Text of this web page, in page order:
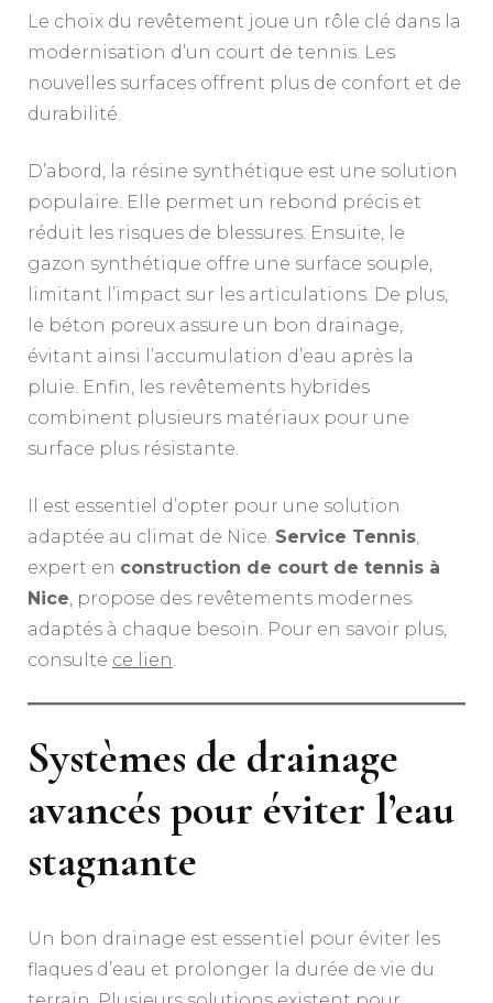
Le choix du revêtement joue un rôle clé dans la
modernisation d’un court de tennis. Les
nouvelles surfaces offrent plus de confort et de
durabilité.
D’abord, la résine synthétique est une solution
populaire. Elle permet un rebond précis et
réduit les risques de blessures. Ensuite, le
gazon synthétique offre une surface souple,
limitant l’impact sur les articulations. De plus,
le béton poreux assure un bon drainage,
évitant ainsi l’accumulation d’eau après la
pluie. Enfin, les revêtements hybrides
combinent plusieurs matériaux pour une
surface plus résistante.
Il est essentiel d’opter pour une solution
adaptée au climat de Nice. Service Tennis,
expert en construction de court de tennis à
Nice, propose des revêtements modernes
adaptés à chaque besoin. Pour en savoir plus,
consulte ce lien.
Systèmes de drainage
avancés pour éviter l’eau
stagnante
Un bon drainage est essentiel pour éviter les
flaques d’eau et prolonger la durée de vie du